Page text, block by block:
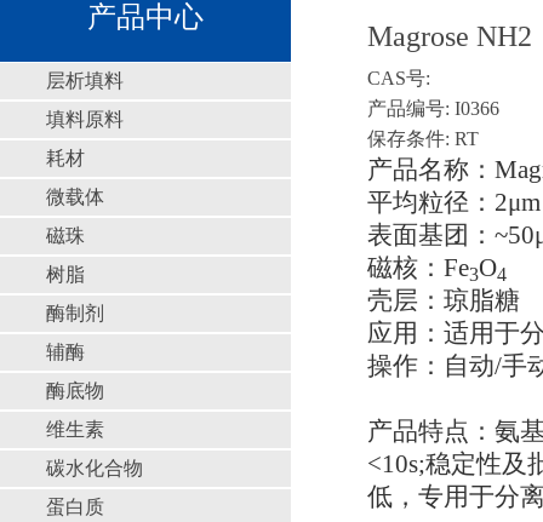
产品中心
层析填料
填料原料
耗材
微载体
磁珠
树脂
酶制剂
辅酶
酶底物
维生素
碳水化合物
蛋白质
Magrose NH2
CAS号:
产品编号: I0366
保存条件: RT
产品名称：
平均粒径：2μm
表面基团：
磁核：Fe3O4
壳层：琼脂糖
应用：适用于
操作：自动/手
产品特点：氨
<10s;稳定性及
低，专用于分